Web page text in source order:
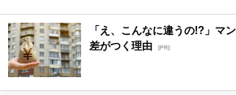
「え、こんなに違うの!?」マ
差がつく理由 [PR]